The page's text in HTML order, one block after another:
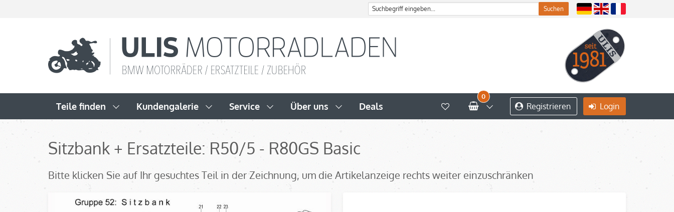
Teile finden Kundengalerie Service Über uns Deals
0
Registrieren Login
Sitzbank + Ersatzteile: R50/5 - R80GS Basic
Bitte klicken Sie auf Ihr gesuchtes Teil in der Zeichnung, um die Artikelanzeige rechts weiter einzuschränken